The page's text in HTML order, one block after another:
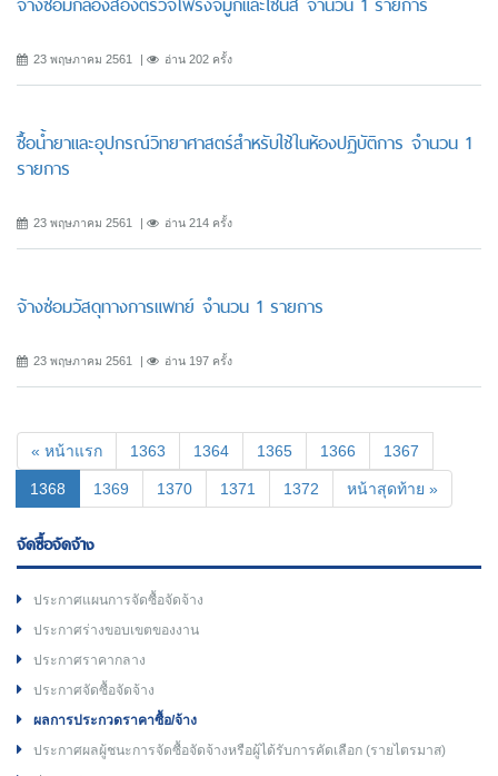
23 พฤษภาคม 2561 อ่าน 202 ครั้ง
ซื้อน้ำยาและอุปกรณ์วิทยาศาสตร์สำหรับใช้ในห้องปฏิบัติการ จำนวน 1
รายการ
23 พฤษภาคม 2561 อ่าน 214 ครั้ง
จ้างซ่อมวัสดุทางการแพทย์ จำนวน 1 รายการ
23 พฤษภาคม 2561 อ่าน 197 ครั้ง
« หน้าแรก 1363 1364 1365 1366 1367
1368 (current)
1369 1370 1371 1372 หน้าสุดท้าย »
จัดซื้อจัดจ้าง
ประกาศแผนการจัดซื้อจัดจ้าง
ประกาศร่างขอบเขตของงาน
ประกาศราคากลาง
ประกาศจัดซื้อจัดจ้าง
ผลการประกวดราคาซื้อ/จ้าง
ประกาศผลผู้ชนะการจัดซื้อจัดจ้างหรือผู้ได้รับการคัดเลือก (รายไตรมาส)